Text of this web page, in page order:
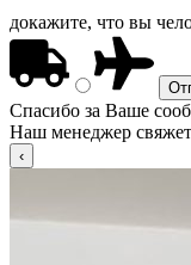
докажите, что вы
Спасибо за Ваше
Наш менеджер